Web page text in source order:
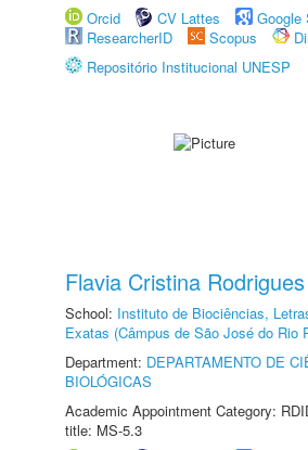
Orcid
CV Lattes
Google
ResearcherID
Scopus
Repositório Institucional UNESP
Flavia Cristina
School: Instituto de Biociências,
Exatas (Câmpus de São José do Rio
Department: DEPARTAMENTO DE
BIOLÓGICAS
Academic Appointment Category:
title: MS-5.3